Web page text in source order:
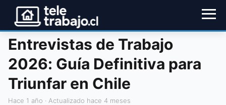
Entrevistas de Trabajo
2026: Guía Definitiva para
Triunfar en Chile
hace 1 año · Actualizado hace 4 meses